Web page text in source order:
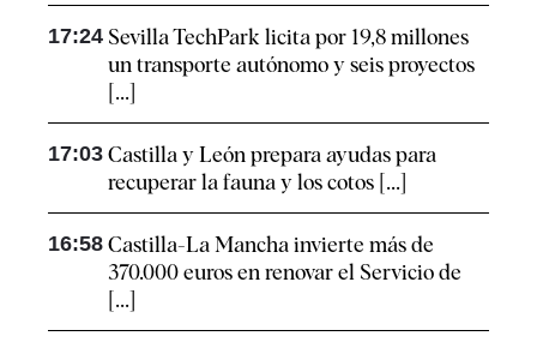
17:24 Sevilla TechPark licita por 19,8 millones
un transporte autónomo y seis proyectos
[...]
17:03 Castilla y León prepara ayudas para
recuperar la fauna y los cotos [...]
16:58 Castilla-La Mancha invierte más de
370.000 euros en renovar el Servicio de
[...]